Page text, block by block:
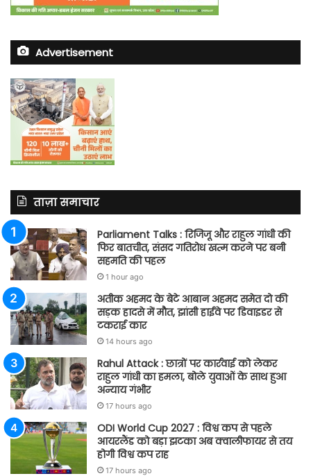
Advertisement
ताज़ा समाचार
Parliament Talks : रिजिजू और राहुल गांधी की
फिर बातचीत, संसद गतिरोध खत्म करने पर बनी
सहमति की पहल
1 hour ago
अतीक अहमद के बेटे आबान अहमद समेत दो की
सड़क हादसे में मौत, झांसी हाईवे पर डिवाइडर से
टकराई कार
14 hours ago
Rahul Attack : छात्रों पर कार्रवाई को लेकर
राहुल गांधी का हमला, बोले युवाओं के साथ हुआ
अन्याय गंभीर
17 hours ago
ODI World Cup 2027 : विश्व कप से पहले
आयरलैंड को बड़ा झटका अब क्वालीफायर से तय
होगी विश्व कप राह
17 hours ago